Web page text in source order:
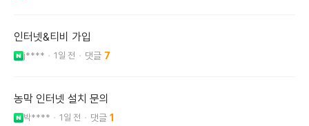
인터넷&티비 가입
j**** 1일 전 7
농막 인터넷 설치 문의
박**** 1일 전 1